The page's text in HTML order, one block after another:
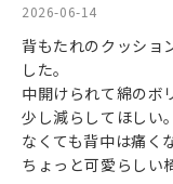
2026-06-14
背もたれのクッショ
した。
中開けられて綿のボ
少し減らしてほしい。
なくても背中は痛く
ちょっと可愛らしい